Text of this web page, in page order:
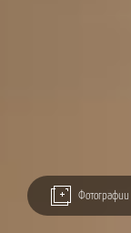
Фотографии